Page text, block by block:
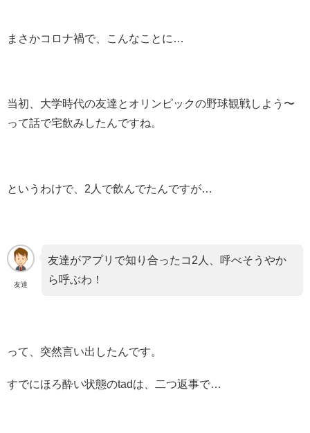
まさかコロナ禍で、こんなことに…
当初、大学時代の友達とオリンピックの野球観戦しよう〜
って話で宅飲みしたんですね。
というわけで、2人で飲んでたんですが…
友達
友達がアプリで知り合ったコ2人、呼べそうやか
ら呼ぶわ！
って、突然言い出したんです。
すでにほろ酔い状態のtadは、二つ返事で…